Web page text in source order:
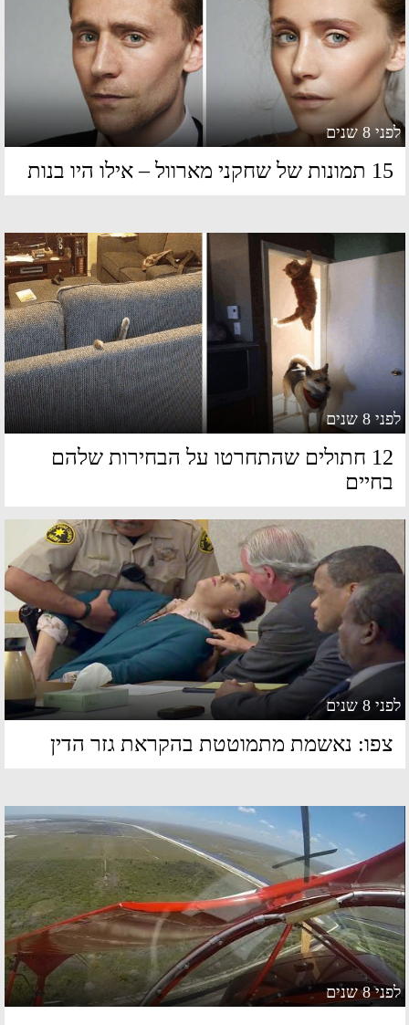
8 שנים
שחקני מארוול – אילו היו בנות
8 שנים
12 חתולים שהתחרטו על הבחירות שלהם
8 שנים
נאשמת מתמוטטת בהקראת גזר הדין
8 שנים